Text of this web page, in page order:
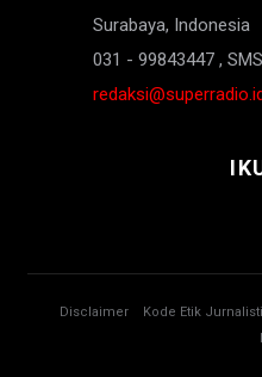
Surabaya, Indonesia
031 - 99843447 ,
Disclaimer Kode Etik